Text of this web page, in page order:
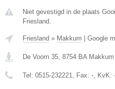
Niet gevestigd in de plaats
Friesland.
Friesland » Makkum | Google
De Voorn 35 8754 BA Makkum
Tel: 0515-232221 , Fax: - , KvK: